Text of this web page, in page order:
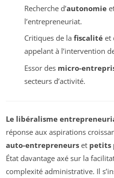
Recherche d’autonomie
l’entrepreneuriat.
Critiques de la fiscalitéet
appelant à l’intervention
Essor des micro-
secteurs d’activité.
Le libéralisme
réponse aux aspirations
auto-entrepreneurs et petits
État davantage axé sur la
complexité administrative. Il